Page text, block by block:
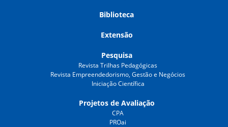
Biblioteca
Extensão
Pesquisa
Revista Trilhas Pedagógicas
Revista Empreendedorismo, Gestão e Negócios
Iniciação Científica
Projetos de Avaliação
CPA
PROai